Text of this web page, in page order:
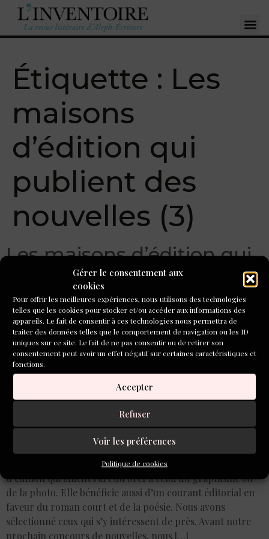
Gérer le consentement aux
cookies
Pour offrir les meilleures expériences, nous utilisons des technologies
telles que les cookies pour stocker et/ou accéder aux informations des
appareils. Le fait de consentir à ces technologies nous permettra de
traiter des données telles que le comportement de navigation ou les ID
uniques sur ce site. Le fait de ne pas consentir ou de retirer son
consentement peut avoir un effet négatif sur certaines caractéristiques et
fonctions.
Accepter
Refuser
Voir les préférences
Politique de cookies
Étiquette : Les
maisons
d’édition qui
publient des
nouvelles (3)
Les maisons d’édition qui
publient des nouvelles (3)
La nouvelle se refait une santé grâce à des maisons
d’édition qui allient l’art du bref à celui du graphisme ou
de la photo. Elle bénéficie aussi d’un courant éditorial en
faveur du roman court et de la poésie. Nous avons
sélectionné ceux qui s’y intéressent de près. Avant notre
prochain concours de nouvelles, nous […]